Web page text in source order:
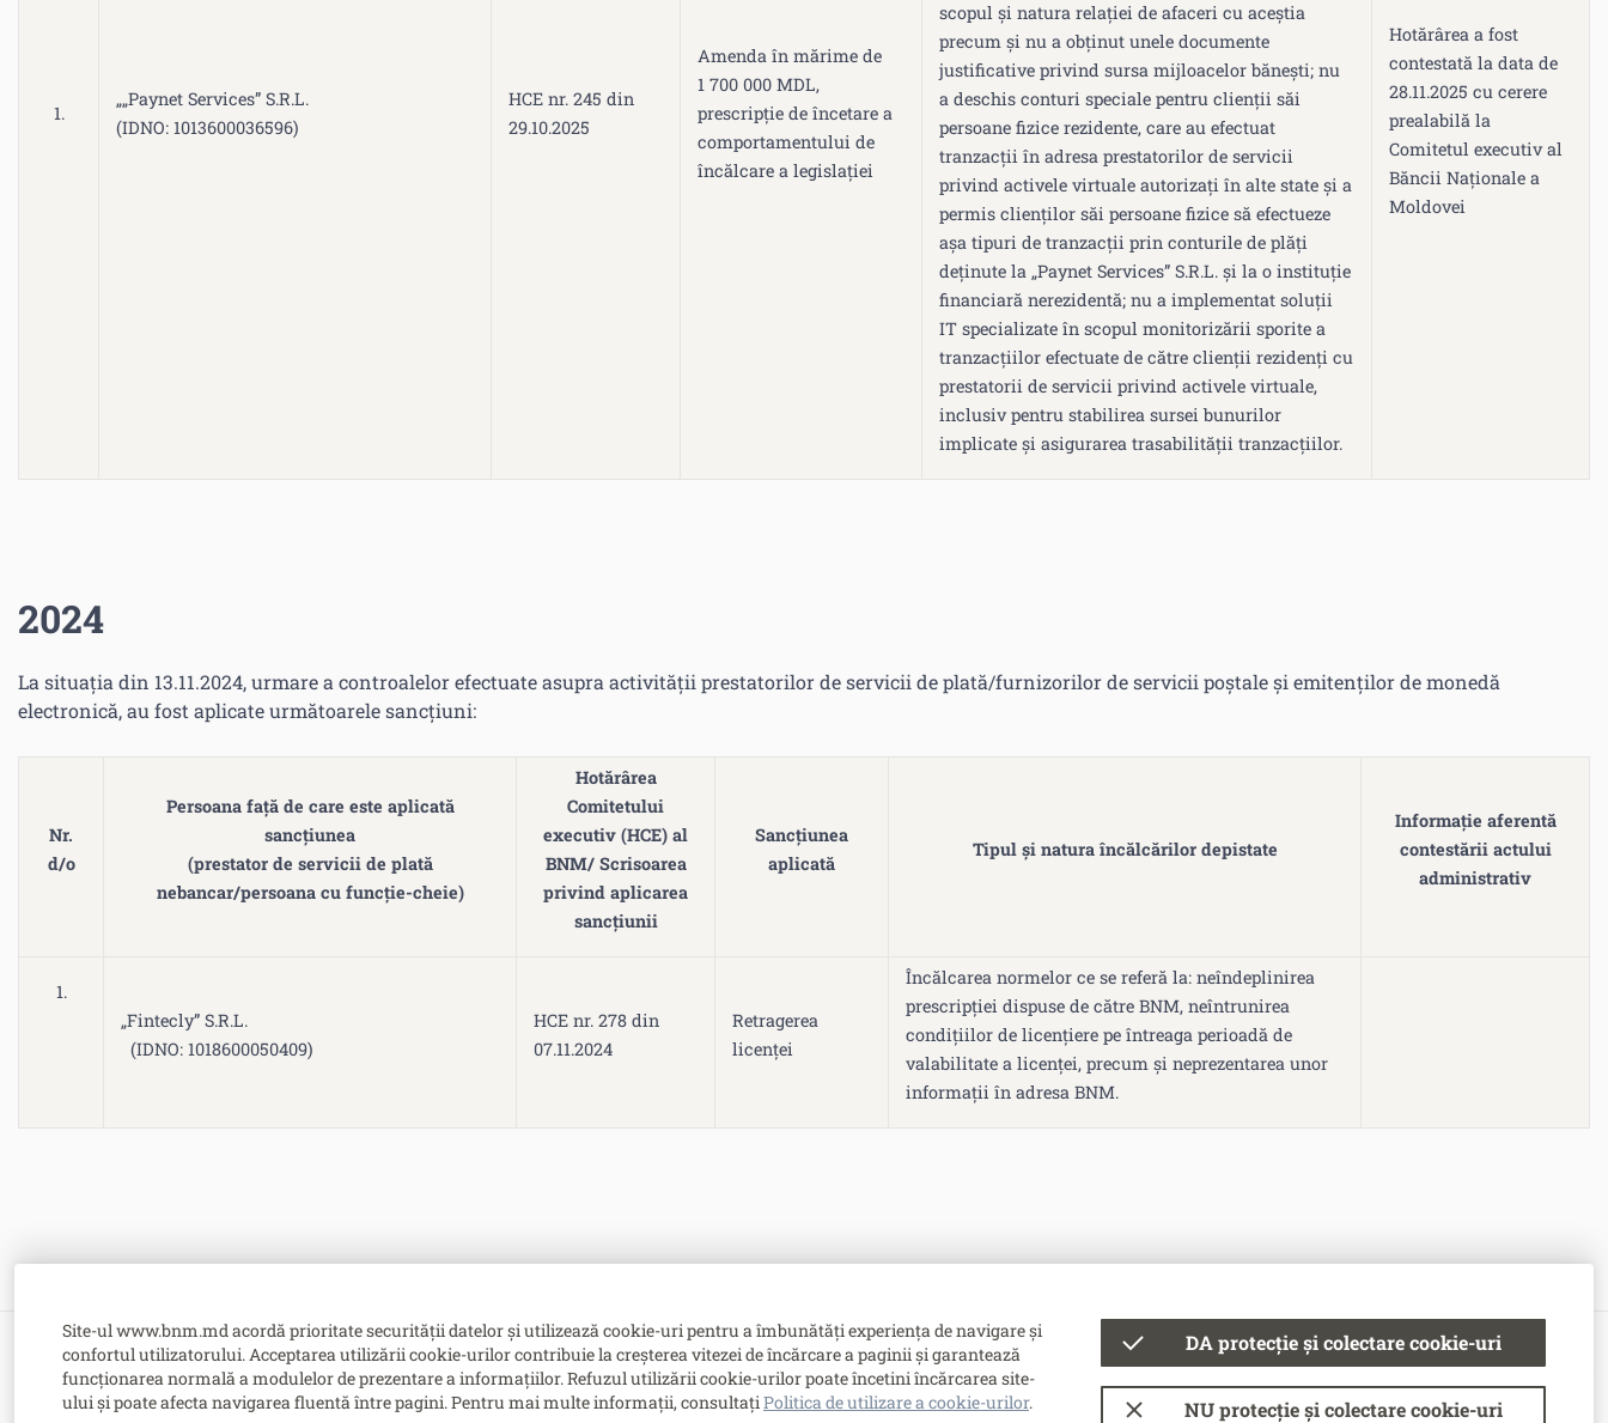
Site-ul www.bnm.md acordă prioritate securității datelor și utilizează cookie-uri pentru a îmbunătăți experiența de navigare și
confortul utilizatorului. Acceptarea utilizării cookie-urilor contribuie la creșterea vitezei de încărcare a paginii și garantează
funcționarea normală a modulelor de prezentare a informațiilor. Refuzul utilizării cookie-urilor poate încetini încărcarea site-
ului și poate afecta navigarea fluentă între pagini. Pentru mai multe informații, consultațiPolitica de utilizare a cookie-urilor.
DA protecție și colectare cookie-uri
NU protecție și colectare cookie-uri
1.
„„Paynet Services” S.R.L.
(IDNO: 1013600036596)
HCE nr. 245 din
29.10.2025
Amenda în mărime de
1 700 000 MDL,
prescripție de încetare a
comportamentului de
încălcare a legislației
scopul și natura relației de afaceri cu aceștia
precum și nu a obținut unele documente
justificative privind sursa mijloacelor bănești; nu
a deschis conturi speciale pentru clienții săi
persoane fizice rezidente, care au efectuat
tranzacții în adresa prestatorilor de servicii
privind activele virtuale autorizați în alte state și a
permis clienților săi persoane fizice să efectueze
așa tipuri de tranzacții prin conturile de plăți
deținute la „Paynet Services” S.R.L. și la o instituție
financiară nerezidentă; nu a implementat soluții
IT specializate în scopul monitorizării sporite a
tranzacțiilor efectuate de către clienții rezidenți cu
prestatorii de servicii privind activele virtuale,
inclusiv pentru stabilirea sursei bunurilor
implicate și asigurarea trasabilității tranzacțiilor.
Hotărârea a fost
contestată la data de
28.11.2025 cu cerere
prealabilă la
Comitetul executiv al
Băncii Naționale a
Moldovei
2024
La situația din 13.11.2024, urmare a controalelor efectuate asupra activității prestatorilor de servicii de plată/furnizorilor de servicii poștale și emitenților de monedă
electronică, au fost aplicate următoarele sancțiuni:
Nr.
d/o
Persoana față de care este aplicată
sancțiunea
(prestator de servicii de plată
nebancar/persoana cu funcție-cheie)
Hotărârea
Comitetului
executiv (HCE) al
BNM/ Scrisoarea
privind aplicarea
sancțiunii
Sancțiunea
aplicată
Tipul și natura încălcărilor depistate
Informație aferentă
contestării actului
administrativ
1.
„Fintecly” S.R.L.
(IDNO: 1018600050409)
HCE nr. 278 din
07.11.2024
Retragerea
licenței
Încălcarea normelor ce se referă la: neîndeplinirea
prescripției dispuse de către BNM, neîntrunirea
condițiilor de licențiere pe întreaga perioadă de
valabilitate a licenţei, precum și neprezentarea unor
informații în adresa BNM.
Bulevardul Grigore Vieru nr. 1,
MD-2005, Chişinău, Republica Moldova
© Banca Națională a Moldovei
Condiții de utilizare